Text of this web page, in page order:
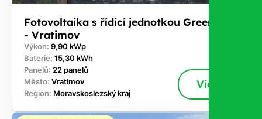
Fotovoltaika s řídicí jednotkou GreenBox
- Vratimov
Výkon: 9,90 kWp
Baterie: 15,30 kWh
Panelů: 22 panelů
Město: Vratimov
Region: Moravskoslezský kraj
Více